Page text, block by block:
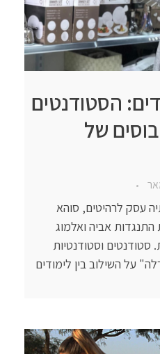
הסטודנטים
של
עסק לרהיטים, סוהא
אביה ואלמוג
וסטודנטיות
על השילוב בין לימודים